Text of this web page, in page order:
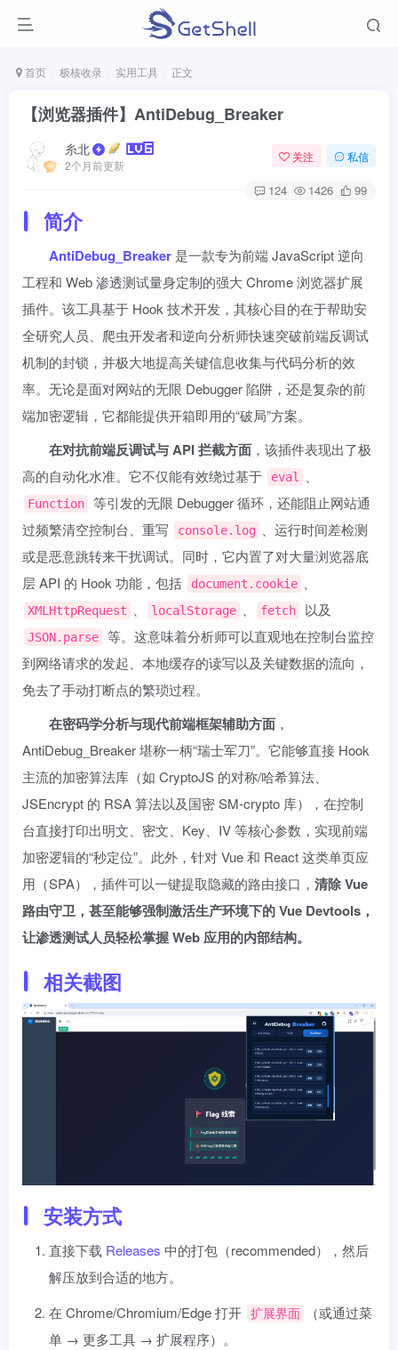
首页 极核收录 实用工具 正文
【浏览器插件】AntiDebug_Breaker
糸北
2个月前更新
关注 私信
124 1426 99
简介
AntiDebug_Breaker 是一款专为前端 JavaScript 逆向
工程和 Web 渗透测试量身定制的强大 Chrome 浏览器扩展
插件。该工具基于 Hook 技术开发，其核心目的在于帮助安
全研究人员、爬虫开发者和逆向分析师快速突破前端反调试
机制的封锁，并极大地提高关键信息收集与代码分析的效
率。无论是面对网站的无限 Debugger 陷阱，还是复杂的前
端加密逻辑，它都能提供开箱即用的“破局”方案。
在对抗前端反调试与 API 拦截方面 ，该插件表现出了极
高的自动化水准。它不仅能有效绕过基于
eval 、
Function
等引发的无限 Debugger 循环，还能阻止网站通
过频繁清空控制台、重写
console.log 、运行时间差检测
或是恶意跳转来干扰调试。同时，它内置了对大量浏览器底
层 API 的 Hook 功能，包括
document.cookie 、
XMLHttpRequest 、 localStorage 、 fetch 以及
JSON.parse
等。这意味着分析师可以直观地在控制台监控
到网络请求的发起、本地缓存的读写以及关键数据的流向，
免去了手动打断点的繁琐过程。
在密码学分析与现代前端框架辅助方面 ，
AntiDebug_Breaker 堪称一柄“瑞士军刀”。它能够直接 Hook
主流的加密算法库（如 CryptoJS 的对称/哈希算法、
JSEncrypt 的 RSA 算法以及国密 SM-crypto 库），在控制
台直接打印出明文、密文、Key、IV 等核心参数，实现前端
加密逻辑的“秒定位”。此外，针对 Vue 和 React 这类单页应
用（SPA），插件可以一键提取隐藏的路由接口， 清除 Vue
路由守卫，甚至能够强制激活生产环境下的 Vue Devtools，
让渗透测试人员轻松掌握 Web 应用的内部结构。
相关截图
安装方式
直接下载 Releases 中的打包（recommended），然后
解压放到合适的地方。
在 Chrome/Chromium/Edge 打开
扩展界面
（或通过菜
单 → 更多工具 → 扩展程序）。